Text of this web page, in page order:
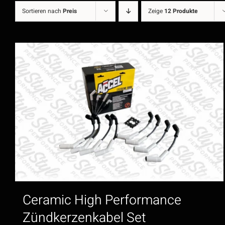
Sortieren nach Preis Zeige 12 Produkte
Ceramic High Performance
Zündkerzenkabel Set